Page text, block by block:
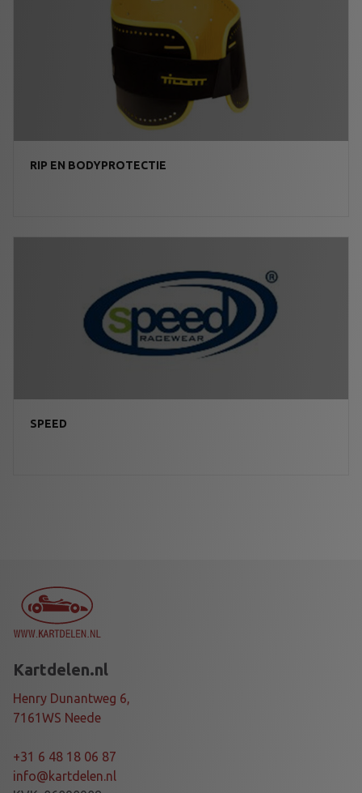
RIP EN BODYPROTECTIE
SPEED
Kartdelen.nl
Henry Dunantweg 6,
7161WS Neede
+31 6 48 18 06 87
info@kartdelen.nl